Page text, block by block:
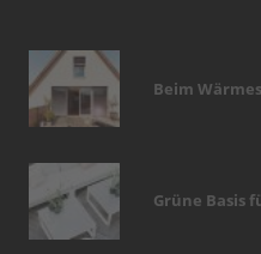
Beim
Grüne Basis